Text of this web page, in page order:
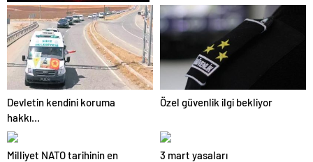
Zihnin Gizemli Sınırları ve
Ötesi : Nasılnedir.com
Devletin kendini koruma
hakkı…
Özel güvenlik ilgi bekliyor
Milliyet NATO tarihinin en
3 mart yasaları